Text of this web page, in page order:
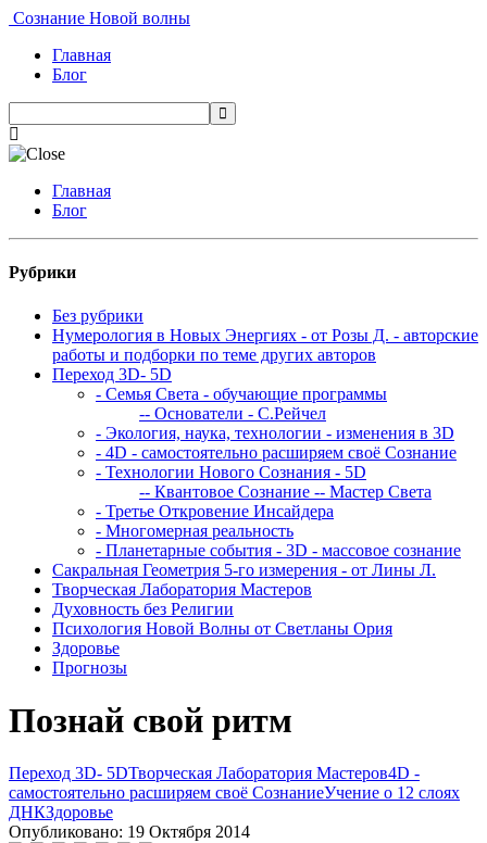
Сознание Новой волны
Главная
Блог
Главная
Блог
Рубрики
Без рубрики
Нумерология в Новых Энергиях - от Розы Д. - авторские
работы и подборки по теме других авторов
Переход 3D- 5D
- Семья Света - обучающие программы
-- Основатели - С.Рейчел
- Экология, наука, технологии - изменения в 3D
- 4D - самостоятельно расширяем своё Сознание
- Технологии Нового Сознания - 5D
-- Квантовое Сознание -- Мастер Света
- Третье Откровение Инсайдера
- Многомерная реальность
- Планетарные события - 3D - массовое сознание
Сакральная Геометрия 5-го измерения - от Лины Л.
Творческая Лаборатория Мастеров
Духовность без Религии
Психология Новой Волны от Светланы Ория
Здоровье
Прогнозы
Познай свой ритм
Переход 3D- 5DТворческая Лаборатория Мастеров4D -
самостоятельно расширяем своё СознаниеУчение о 12 слоях
ДНКЗдоровье
Опубликовано: 19 Октября 2014